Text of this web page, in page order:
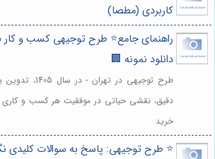
کاربردی (مطصا)
دانلود نمونه 🏢
طرح توجیهی در
دقیق، نقشی حیاتی در موفقیت هر کسب و
خرید
⭐️ طرح توجیهی: پاسخ به سوالات کلیدی